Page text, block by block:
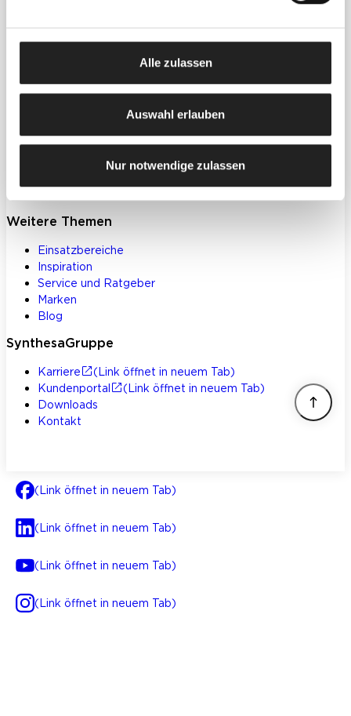
Alle zulassen
Auswahl erlauben
Nur notwendige zulassen
Farben, Lacke & Beschichtungen
Spachtelmassen & Putze
Bodenbeschichtungen
Betoninstandsetzung
Weitere Themen
Einsatzbereiche
Inspiration
Service und Ratgeber
Marken
Blog
SynthesaGruppe
Karriere
(Link öffnet in neuem Tab)
Kundenportal
(Link öffnet in neuem Tab)
Downloads
Kontakt
(Link öffnet in neuem Tab)
(Link öffnet in neuem Tab)
(Link öffnet in neuem Tab)
(Link öffnet in neuem Tab)